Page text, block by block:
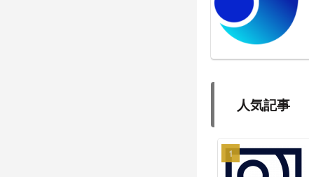
人気記事